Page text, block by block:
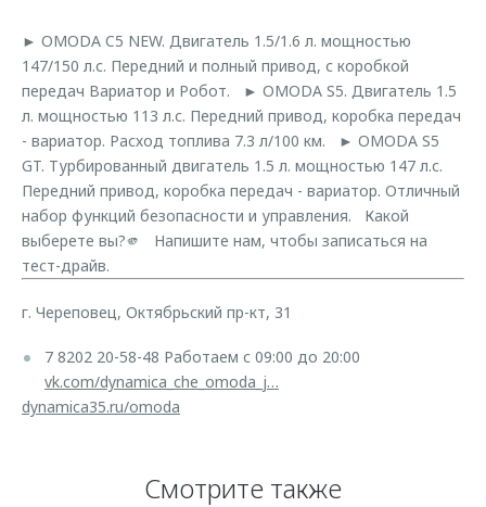
Кредитный калькулятор
Аксессуары
Одежда и сувениры
Оригинальные аксессуары
Запчасти
Трейд-ин
Калькулятор трейд-ин
O&J Автоклуб
Клуб владельцев OMODA
Приложение O&J
Аксессуары
Одежда и сувениры
Оригинальные аксессуары
Запчасти
► OMODA C5 NEW. Двигатель 1.5/1.6 л. мощностью
147/150 л.с. Передний и полный привод, с коробкой
передач Вариатор и Робот. ► OMODA S5. Двигатель 1.5
л. мощностью 113 л.с. Передний привод, коробка передач
- вариатор. Расход топлива 7.3 л/100 км. ► OMODA S5
GT. Турбированный двигатель 1.5 л. мощностью 147 л.с.
Передний привод, коробка передач - вариатор. Отличный
набор функций безопасности и управления. Какой
выберете вы?🫵 Напишите нам, чтобы записаться на
тест-драйв.
г. Череповец, Октябрьский пр-кт, 31
7 8202 20-58-48 Работаем с 09:00 до 20:00
vk.com/dynamica_che_omoda_j…
dynamica35.ru/omoda
Смотрите также